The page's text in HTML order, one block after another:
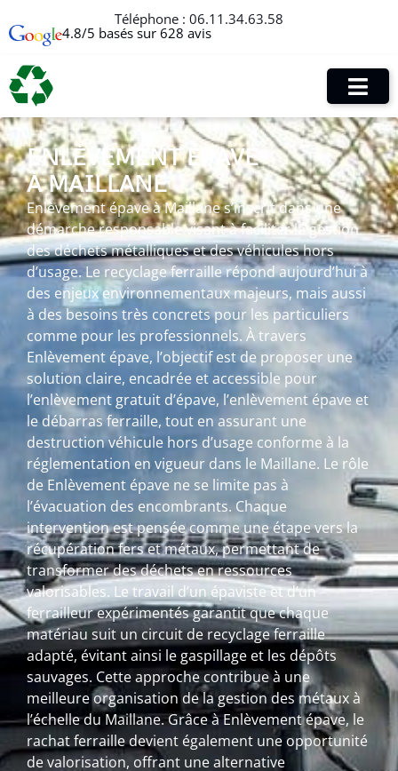
Téléphone : 06.11.34.63.58
4.8/5 basés sur 628 avis
ENLÈVEMENT ÉPAVE
À MAILLANE
Enlèvement épave à Maillane s’inscrit dans une
démarche responsable visant à faciliter la gestion
des déchets métalliques et des véhicules hors
d’usage. Le recyclage ferraille répond aujourd’hui à
des enjeux environnementaux majeurs, mais aussi
à des besoins très concrets pour les particuliers
comme pour les professionnels. À travers
Enlèvement épave, l’objectif est de proposer une
solution claire, encadrée et accessible pour
l’enlèvement gratuit d’épave, l’enlèvement épave et
le débarras ferraille, tout en assurant une
destruction véhicule hors d’usage conforme à la
réglementation en vigueur dans le Maillane. Le rôle
de Enlèvement épave ne se limite pas à
l’évacuation des encombrants. Chaque
intervention est pensée comme une étape vers la
récupération fers et métaux, permettant de
transformer des déchets en ressources
valorisables. Le travail d’un épaviste et d’un
ferrailleur expérimentés garantit que chaque
matériau suit un circuit de recyclage ferraille
adapté, évitant ainsi le gaspillage et les dépôts
sauvages. Cette approche contribue à une
meilleure organisation de la gestion des métaux à
l’échelle du Maillane. Grâce à Enlèvement épave, le
rachat ferraille devient également une opportunité
de valorisation, offrant une alternative